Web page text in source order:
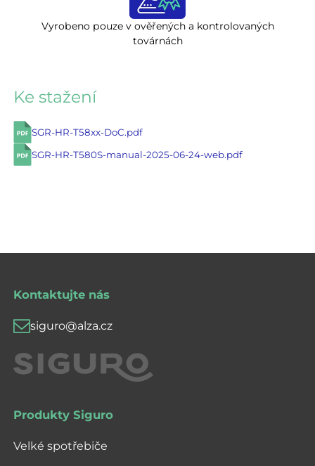
Vyrobeno pouze v ověřených a kontrolovaných
továrnách
Ke stažení
SGR-HR-T58xx-DoC.pdf
SGR-HR-T580S-manual-2025-06-24-web.pdf
Kontaktujte nás
siguro@alza.cz
Produkty Siguro
Velké spotřebiče